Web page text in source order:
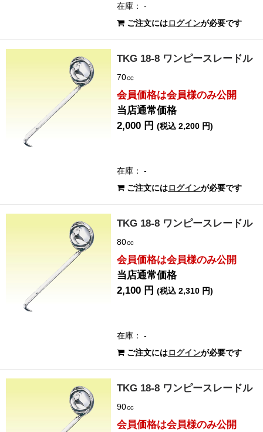
在庫： -
ご注文にはログインが必要です
TKG 18-8 ワンピースレードル
70㏄
会員価格は会員様のみ公開
当店通常価格
2,000 円(税込 2,200 円)
在庫： -
ご注文にはログインが必要です
TKG 18-8 ワンピースレードル
80㏄
会員価格は会員様のみ公開
当店通常価格
2,100 円(税込 2,310 円)
在庫： -
ご注文にはログインが必要です
TKG 18-8 ワンピースレードル
90㏄
会員価格は会員様のみ公開